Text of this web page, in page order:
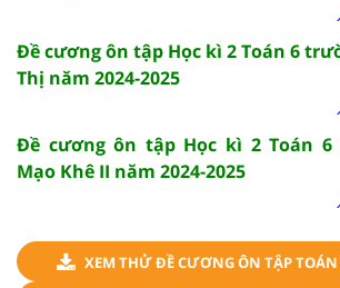
Đề cương ôn tập Học kì 2 Toán 6
Thị năm 2024-2025
Đề cương ôn tập Học kì 2 Toán 6
Mạo Khê II năm 2024-2025
XEM THỬ ĐỀ CƯƠNG ÔN TẬP TOÁN